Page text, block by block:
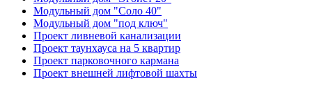
Модульный дом "Соло 40"
Модульный дом "под ключ"
Проект ливневой канализации
Проект таунхауса на 5 квартир
Проект парковочного кармана
Проект внешней лифтовой шахты